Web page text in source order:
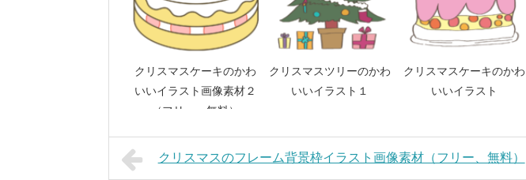
クリスマスケーキのかわ
いいイラスト画像素材２
（フリー、無料）
クリスマスツリーのかわ
いいイラスト１
クリスマスケーキのかわ
いいイラスト
クリスマスのフレーム背景枠イラスト画像素材（フリー、無料）